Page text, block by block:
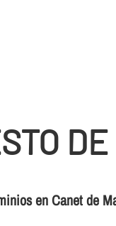
en Canet de